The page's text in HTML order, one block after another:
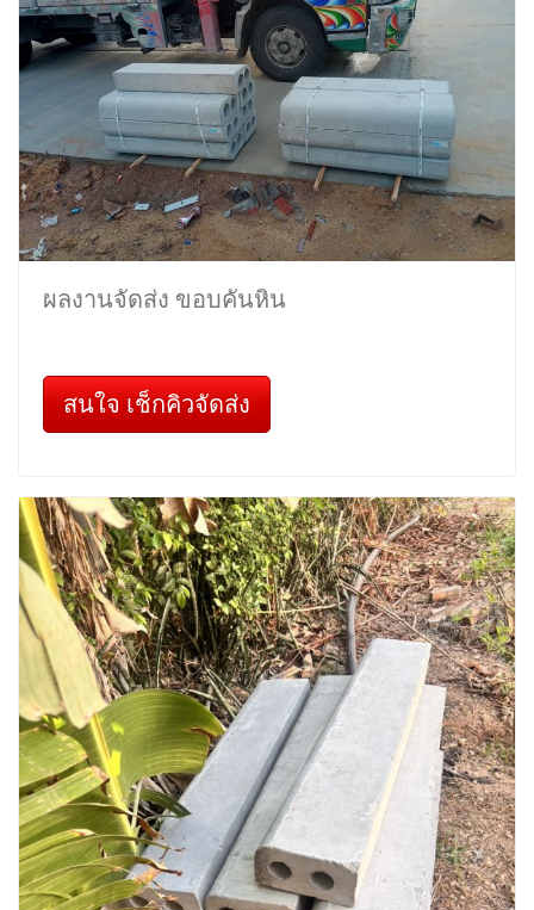
ผลงานจัดส่ง ขอบคันหิน
สนใจ เช็กคิวจัดส่ง